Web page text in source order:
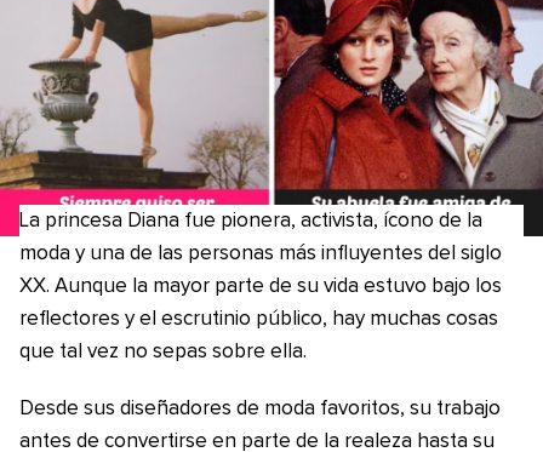
La princesa Diana fue pionera, activista, ícono de la
moda y una de las personas más influyentes del siglo
XX. Aunque la mayor parte de su vida estuvo bajo los
reflectores y el escrutinio público, hay muchas cosas
que tal vez no sepas sobre ella.
Desde sus diseñadores de moda favoritos, su trabajo
antes de convertirse en parte de la realeza hasta su